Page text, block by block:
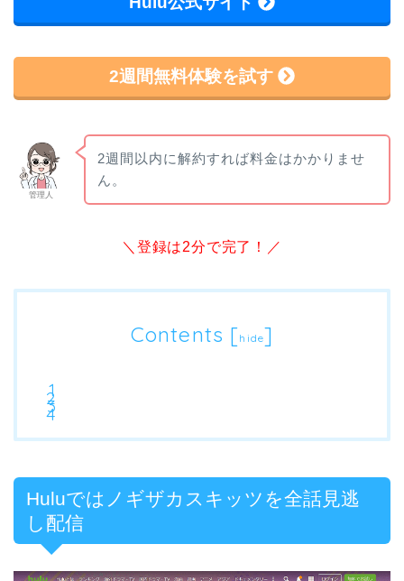
2週間無料体験を試す
管理人
2週間以内に解約すれば料金はかかりませ
ん。
＼登録は2分で完了！／
Contents [hide]
Huluではノギザカスキッツを全話見逃
し配信